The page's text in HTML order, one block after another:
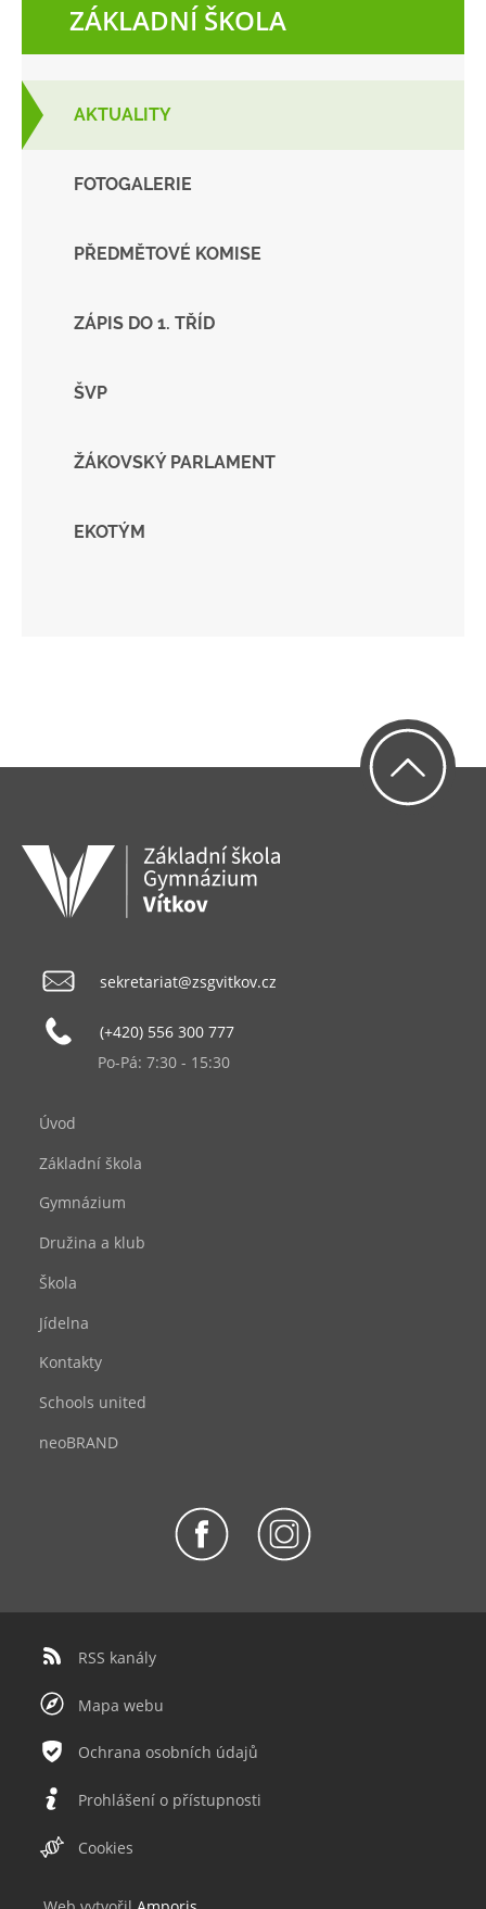
ZÁKLADNÍ ŠKOLA
AKTUALITY
FOTOGALERIE
PŘEDMĚTOVÉ KOMISE
ZÁPIS DO 1. TŘÍD
ŠVP
ŽÁKOVSKÝ PARLAMENT
EKOTÝM
sekretariat@zsgvitkov.cz
(+420) 556 300 777
Po-Pá: 7:30 - 15:30
Úvod
Základní škola
Gymnázium
Družina a klub
Škola
Jídelna
Kontakty
Schools united
neoBRAND
RSS kanály
Mapa webu
Ochrana osobních údajů
Prohlášení o přístupnosti
Cookies